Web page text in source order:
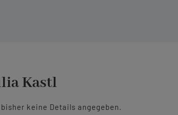
Kastl
keine Details angegeben.